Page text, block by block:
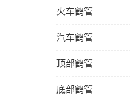
火车鹤管
汽车鹤管
顶部鹤管
底部鹤管